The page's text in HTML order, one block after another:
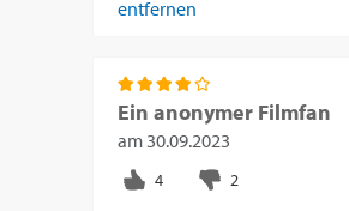
entfernen
Ein anonymer Filmfan
am 30.09.2023